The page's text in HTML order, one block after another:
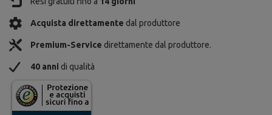
Acquista direttamente dal produttore
Premium-Service direttamente dal produttore.
40 anni di qualità